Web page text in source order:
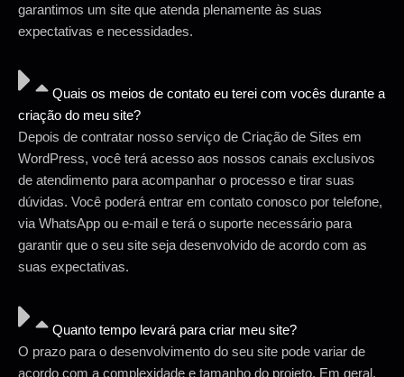
garantimos um site que atenda plenamente às suas
expectativas e necessidades.
Quais os meios de contato eu terei com vocês durante a
criação do meu site?
Depois de contratar nosso serviço de Criação de Sites em
WordPress, você terá acesso aos nossos canais exclusivos
de atendimento para acompanhar o processo e tirar suas
dúvidas. Você poderá entrar em contato conosco por telefone,
via WhatsApp ou e-mail e terá o suporte necessário para
garantir que o seu site seja desenvolvido de acordo com as
suas expectativas.
Quanto tempo levará para criar meu site?
O prazo para o desenvolvimento do seu site pode variar de
acordo com a complexidade e tamanho do projeto. Em geral,